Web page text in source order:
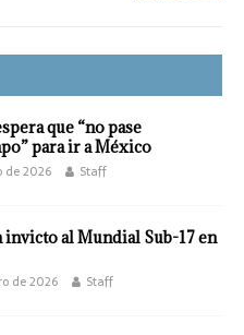
que “no pase
para ir a México
de 2026 Staff
al Mundial Sub-17 en
de 2026 Staff